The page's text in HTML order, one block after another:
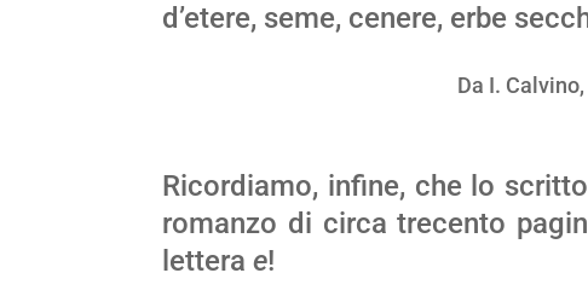
d’etere, seme, cenere, erbe
Da I. Calvino,
Ricordiamo, infine, che lo
romanzo di circa trecento
letterae!